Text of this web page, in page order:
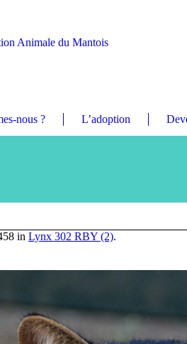
Animale du Mantois
nous ? L’adoption
in Lynx 302 RBY (2).